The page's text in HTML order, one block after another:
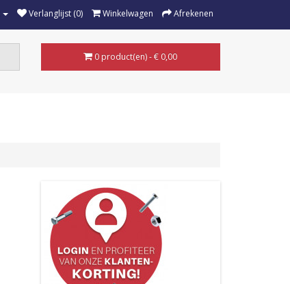
Verlanglijst (0) Winkelwagen Afrekenen
0 product(en) - € 0,00